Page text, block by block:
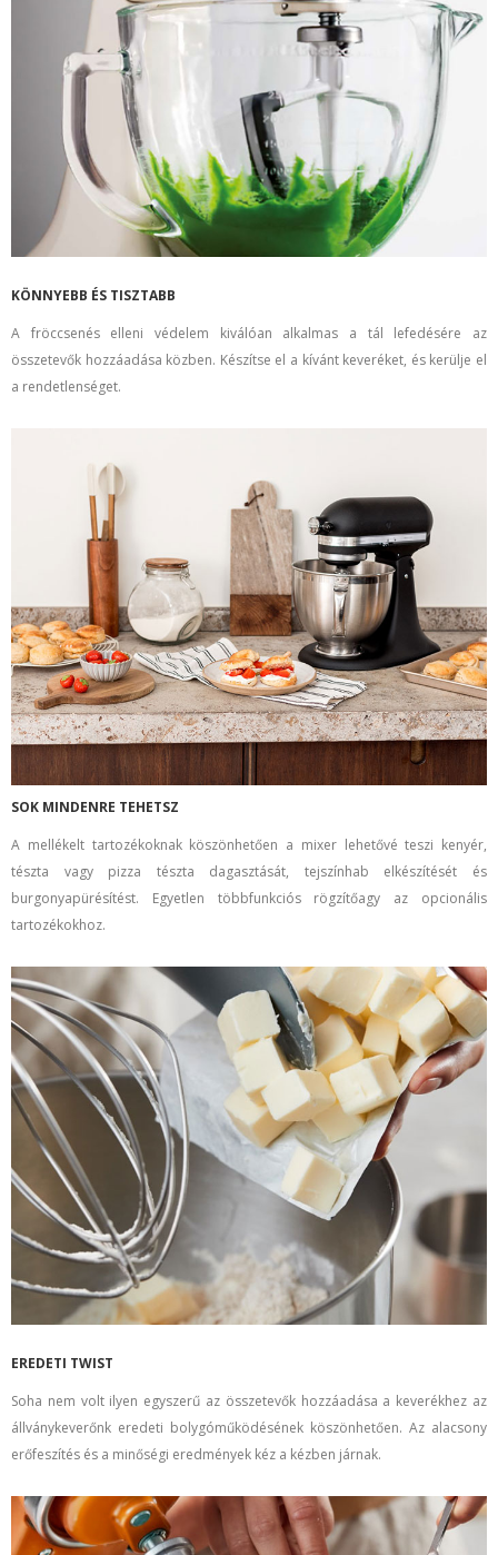
KÖNNYEBB ÉS TISZTABB
A fröccsenés elleni védelem kiválóan alkalmas a tál lefedésére az
összetevők hozzáadása közben. Készítse el a kívánt keveréket, és kerülje el
a rendetlenséget.
SOK MINDENRE TEHETSZ
A mellékelt tartozékoknak köszönhetően a mixer lehetővé teszi kenyér,
tészta vagy pizza tészta dagasztását, tejszínhab elkészítését és
burgonyapürésítést. Egyetlen többfunkciós rögzítőagy az opcionális
tartozékokhoz.
EREDETI TWIST
Soha nem volt ilyen egyszerű az összetevők hozzáadása a keverékhez az
állványkeverőnk eredeti bolygóműködésének köszönhetően. Az alacsony
erőfeszítés és a minőségi eredmények kéz a kézben járnak.